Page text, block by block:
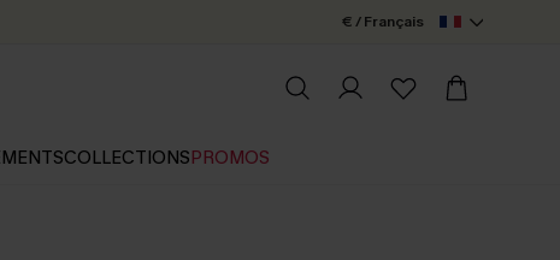
€ / Français
COLLECTIONSPROMOS